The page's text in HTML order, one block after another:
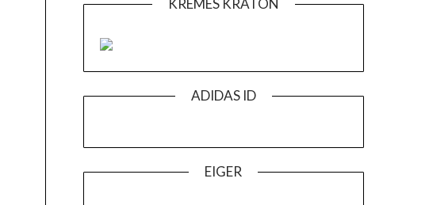
KREMES KRATON
ADIDAS ID
EIGER